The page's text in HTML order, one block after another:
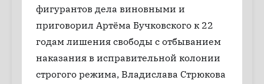
фигурантов дела виновными и
приговорил Артёма Бучковского к 22
годам лишения свободы с отбыванием
наказания в исправительной колонии
строгого режима, Владислава Стрюкова